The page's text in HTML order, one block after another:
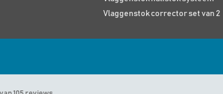
Vlaggenstok corrector set van 2